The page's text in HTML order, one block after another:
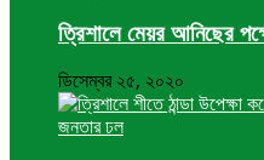
ত্রিশালে মেয়র আনিছের
ডিসেম্বর ২৫, ২০২০